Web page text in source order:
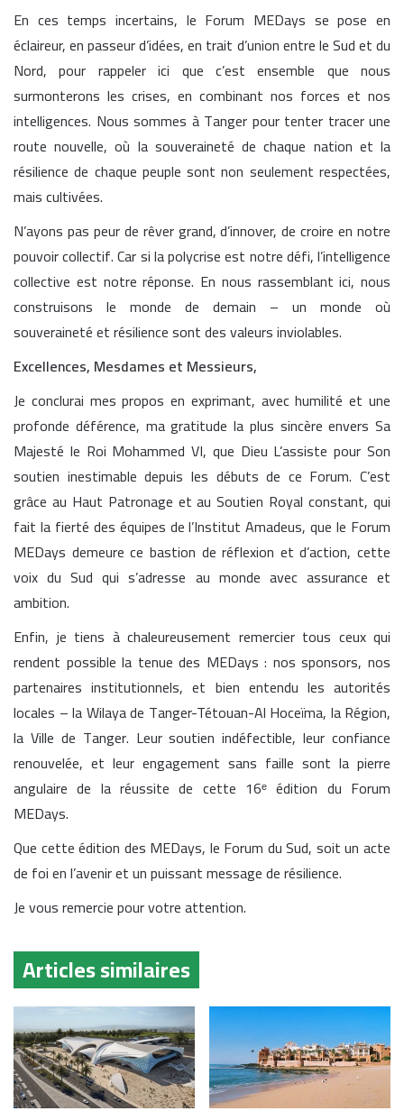
En ces temps incertains, le Forum MEDays se pose en
éclaireur, en passeur d’idées, en trait d’union entre le Sud et du
Nord, pour rappeler ici que c’est ensemble que nous
surmonterons les crises, en combinant nos forces et nos
intelligences. Nous sommes à Tanger pour tenter tracer une
route nouvelle, où la souveraineté de chaque nation et la
résilience de chaque peuple sont non seulement respectées,
mais cultivées.
N’ayons pas peur de rêver grand, d’innover, de croire en notre
pouvoir collectif. Car si la polycrise est notre défi, l’intelligence
collective est notre réponse. En nous rassemblant ici, nous
construisons le monde de demain – un monde où
souveraineté et résilience sont des valeurs inviolables.
Excellences, Mesdames et Messieurs,
Je conclurai mes propos en exprimant, avec humilité et une
profonde déférence, ma gratitude la plus sincère envers Sa
Majesté le Roi Mohammed VI, que Dieu L’assiste pour Son
soutien inestimable depuis les débuts de ce Forum. C’est
grâce au Haut Patronage et au Soutien Royal constant, qui
fait la fierté des équipes de l’Institut Amadeus, que le Forum
MEDays demeure ce bastion de réflexion et d’action, cette
voix du Sud qui s’adresse au monde avec assurance et
ambition.
Enfin, je tiens à chaleureusement remercier tous ceux qui
rendent possible la tenue des MEDays : nos sponsors, nos
partenaires institutionnels, et bien entendu les autorités
locales – la Wilaya de Tanger-Tétouan-Al Hoceïma, la Région,
la Ville de Tanger. Leur soutien indéfectible, leur confiance
renouvelée, et leur engagement sans faille sont la pierre
angulaire de la réussite de cette 16ᵉ édition du Forum
MEDays.
Que cette édition des MEDays, le Forum du Sud, soit un acte
de foi en l’avenir et un puissant message de résilience.
Je vous remercie pour votre attention.
Articles similaires